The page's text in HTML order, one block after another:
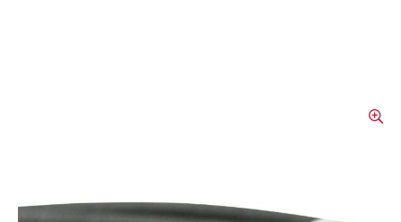
Tuyau d'eau "serpent d'or"